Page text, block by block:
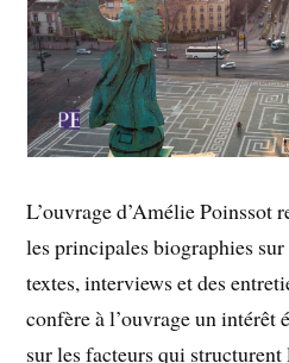
L’ouvrage d’Amélie Poinssot
les principales biographies
textes, interviews et des
confère à l’ouvrage un intérêt
sur les facteurs qui structurent